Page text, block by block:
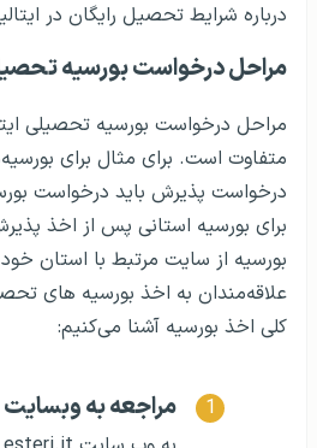
درباره شرایط تحصیل رایگان در
مراحل درخواست بورسیه
مراحل درخواست بورسیه تحصیلی
متفاوت است. برای مثال برای
درخواست پذیرش باید درخواست
برای بورسیه استانی پس از اخذ
بورسیه از سایت مرتبط با استان
علاقه‌مندان به اخذ بورسیه های
کلی اخذ بورسیه آشنا می‌کنیم:
مراجعه به وبسایت